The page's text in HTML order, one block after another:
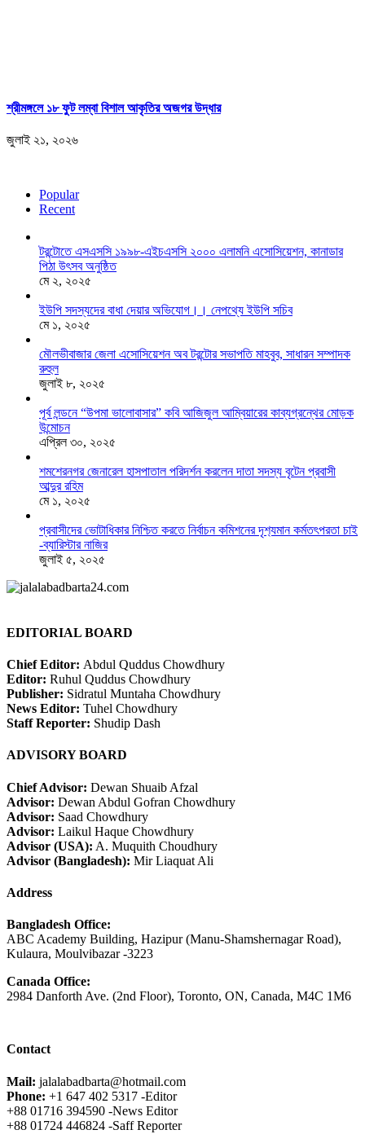
শ্রীমঙ্গলে ১৮ ফুট লম্বা বিশাল আকৃতির অজগর উদ্ধার
জুলাই ২১, ২০২৬
Popular
Recent
টরন্টোতে এসএসসি ১৯৯৮-এইচএসসি ২০০০ এলামনি এসোসিয়েশন, কানাডার
পিঠা উৎসব অনুষ্ঠিত
মে ২, ২০২৫
ইউপি সদস্যদের বাধা দেয়ার অভিযোগ।। নেপথ্যে ইউপি সচিব
মে ১, ২০২৫
মৌলভীবাজার জেলা এসোসিয়েশন অব টরন্টোর সভাপতি মাহবুব, সাধারন সম্পাদক
রুহুল
জুলাই ৮, ২০২৫
পূর্ব লন্ডনে “উপমা ভালোবাসার” কবি আজিজুল আম্বিয়ারের কাব্যগ্রন্থের মোড়ক
উন্মোচন
এপ্রিল ৩০, ২০২৫
শমশেরনগর জেনারেল হাসপাতাল পরিদর্শন করলেন দাতা সদস্য বৃটেন প্রবাসী
আব্দুর রহিম
মে ১, ২০২৫
প্রবাসীদের ভোটাধিকার নিশ্চিত করতে নির্বাচন কমিশনের দৃশ‍্যমান কর্মতৎপরতা চাই
-ব্যারিস্টার নাজির
জুলাই ৫, ২০২৫
EDITORIAL BOARD
Chief Editor: Abdul Quddus Chowdhury
Editor: Ruhul Quddus Chowdhury
Publisher: Sidratul Muntaha Chowdhury
News Editor: Tuhel Chowdhury
Staff Reporter: Shudip Dash
ADVISORY BOARD
Chief Advisor: Dewan Shuaib Afzal
Advisor: Dewan Abdul Gofran Chowdhury
Advisor: Saad Chowdhury
Advisor: Laikul Haque Chowdhury
Advisor (USA): A. Muquith Choudhury
Advisor (Bangladesh): Mir Liaquat Ali
Address
Bangladesh Office:
ABC Academy Building, Hazipur (Manu-Shamshernagar Road),
Kulaura, Moulvibazar -3223
Canada Office:
2984 Danforth Ave. (2nd Floor), Toronto, ON, Canada, M4C 1M6
Contact
Mail: jalalabadbarta@hotmail.com
Phone: +1 647 402 5317 -Editor
+88 01716 394590 -News Editor
+88 01724 446824 -Saff Reporter